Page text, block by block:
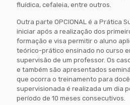
fluídica, cefaleia, entre outros.
Outra parte OPCIONAL é a Prática
iniciar após a realização dos
formação e visa permitir o aluno
teórico-prático ensinado no curso
supervisão de um professor. Os
e também são apresentados
que ocorra o treinamento para
supervisionada é realizada um dia
período de 10 meses consecutivos.